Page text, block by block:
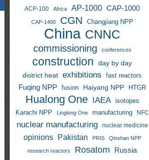
ACP-100 Africa AP-1000 CAP-1000
CAP-1400 CGN Changjiang NPP
China CNNC
commissioning conferences
construction
day by day
district heat
exhibitions fast reactors
Fuqing NPP fusion Haiyang NPP HTGR
Hualong One IAEA
isotopes
Karachi NPP
Linglong One manufacturing NFC
nuclear manufacturing nuclear medicine
opinions Pakistan PRIS Qinshan NPP
research reactors Rosatom
Russia